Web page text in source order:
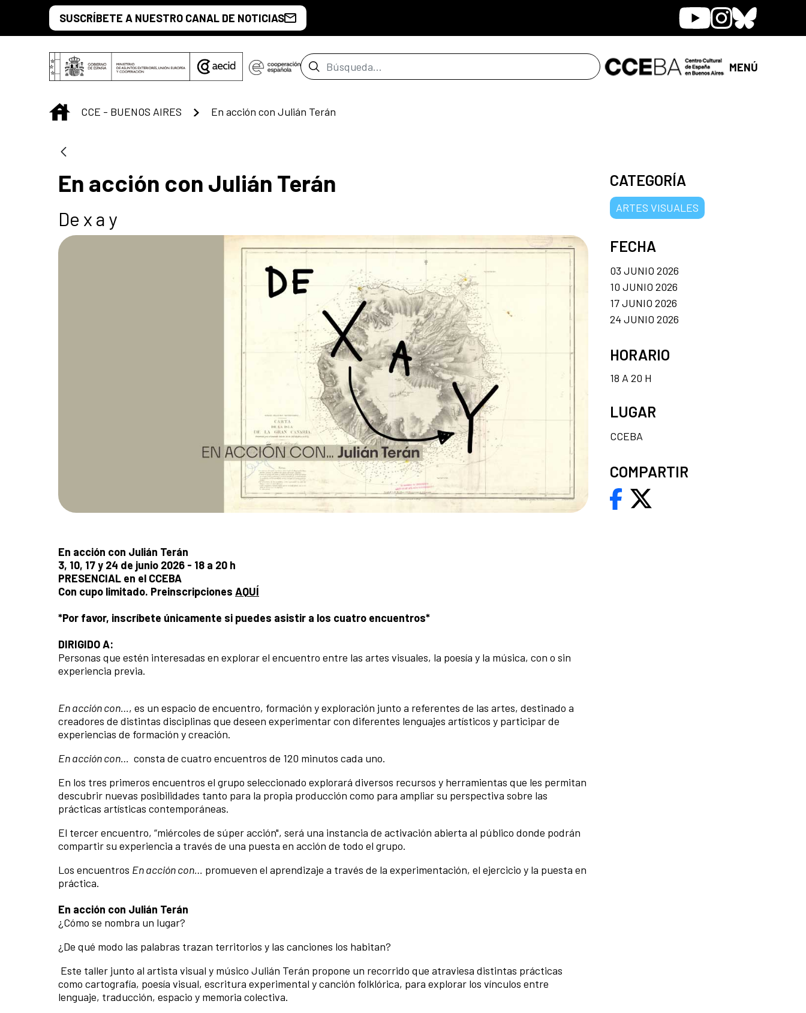
Saltar al contenido principal
SUSCRÍBETE A NUESTRO CANAL DE NOTICIAS YoutubeInstagram
Bluesky
Barra de búsqueda MENÚ
INICIO
CCE - BUENOS AIRES En acción con Julián Terán
En acción con Julián Terán
De x a y
En acción con Julián Terán
3, 10, 17 y 24 de junio 2026 - 18 a 20 h
PRESENCIAL en el CCEBA
Con cupo limitado. Preinscripciones AQUÍ
*Por favor, inscríbete únicamente si puedes asistir a los cuatro encuentros*
DIRIGIDO A:
Personas que estén interesadas en explorar el encuentro entre las artes visuales, la poesía y la música, con o sin
experiencia previa.
En acción con…, es un espacio de encuentro, formación y exploración junto a referentes de las artes, destinado a
creadores de distintas disciplinas que deseen experimentar con diferentes lenguajes artísticos y participar de
experiencias de formación y creación.
En acción con… consta de cuatro encuentros de 120 minutos cada uno.
En los tres primeros encuentros el grupo seleccionado explorará diversos recursos y herramientas que les permitan
descubrir nuevas posibilidades tanto para la propia producción como para ampliar su perspectiva sobre las
prácticas artísticas contemporáneas.
El tercer encuentro, “miércoles de súper acción", será una instancia de activación abierta al público donde podrán
compartir su experiencia a través de una puesta en acción de todo el grupo.
Los encuentros En acción con… promueven el aprendizaje a través de la experimentación, el ejercicio y la puesta en
práctica.
En acción con Julián Terán
¿Cómo se nombra un lugar?
¿De qué modo las palabras trazan territorios y las canciones los habitan?
Este taller junto al artista visual y músico Julián Terán propone un recorrido que atraviesa distintas prácticas
como cartografía, poesía visual, escritura experimental y canción folklórica, para explorar los vínculos entre
lenguaje, traducción, espacio y memoria colectiva.
CATEGORÍA
ARTES VISUALES
FECHA
03 JUNIO 2026
10 JUNIO 2026
17 JUNIO 2026
24 JUNIO 2026
HORARIO
18 A 20 H
LUGAR
CCEBA
COMPARTIR